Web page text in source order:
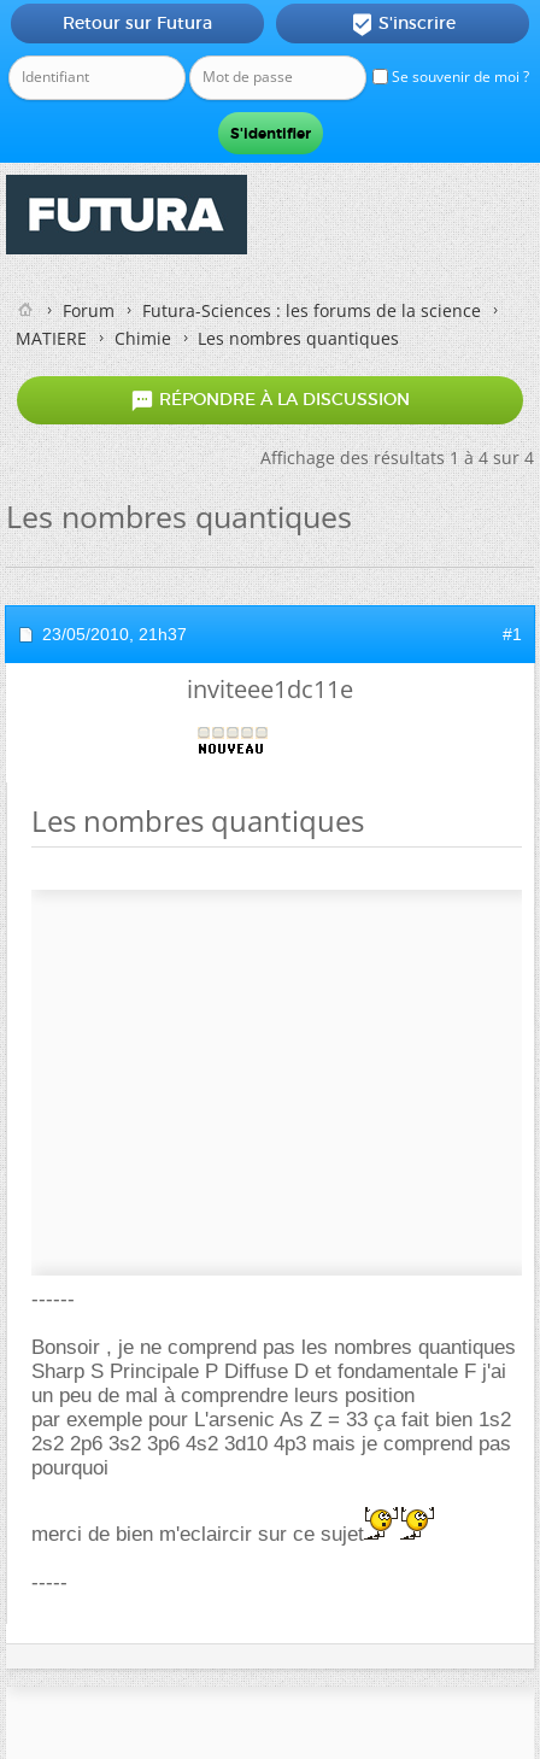
Se souvenir de moi ?
Retour sur Futura  S'inscrire
Forum
Futura-Sciences : les forums de la science
MATIERE
Chimie Les nombres quantiques
 RÉPONDRE À LA DISCUSSION
Affichage des résultats 1 à 4 sur 4
Les nombres quantiques
23/05/2010, 21h37 #1
inviteee1dc11e
Les nombres quantiques
------
Bonsoir , je ne comprend pas les nombres quantiques
Sharp S Principale P Diffuse D et fondamentale F j'ai
un peu de mal à comprendre leurs position
par exemple pour L'arsenic As Z = 33 ça fait bien 1s2
2s2 2p6 3s2 3p6 4s2 3d10 4p3 mais je comprend pas
pourquoi
merci de bien m'eclaircir sur ce sujet
-----